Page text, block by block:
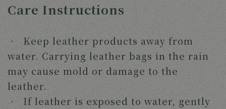
Care Instructions
‧ Keep leather products away from
water. Carrying leather bags in the rain
may cause mold or damage to the
leather.
‧ If leather is exposed to water, gently